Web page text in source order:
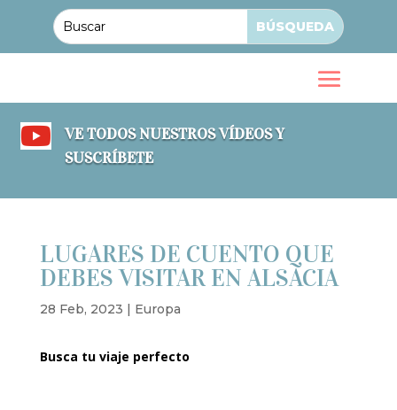

VE TODOS NUESTROS VÍDEOS Y
SUSCRÍBETE
LUGARES DE CUENTO QUE
DEBES VISITAR EN ALSACIA
28 Feb, 2023 | Europa
Busca tu viaje perfecto